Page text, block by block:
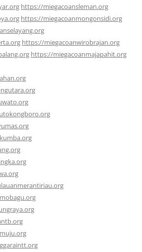
https://miegacoansleman.org
https://miegacoanmongonsidi.org
https://miegacoanwirobrajan.org
https://miegacoanmajapahit.org